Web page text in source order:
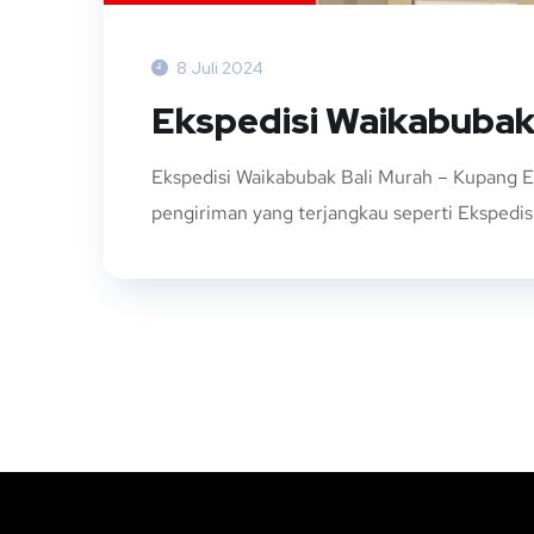
8 Juli 2024
Ekspedisi
Ekspedisi Waikabubak Bali Murah –
pengiriman yang terjangkau seperti